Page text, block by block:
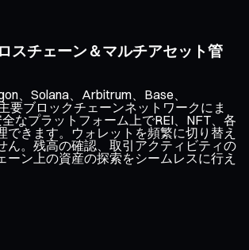
スチェーン＆マルチアセット管
、Solana、Arbitrum、Base、
要ブロックチェーンネットワークにま
なプラットフォーム上でREI、NFT、各
できます。ウォレットを頻繁に切り替え
ん。残高の確認、取引アクティビティの
ーン上の資産の探索をシームレスに行え